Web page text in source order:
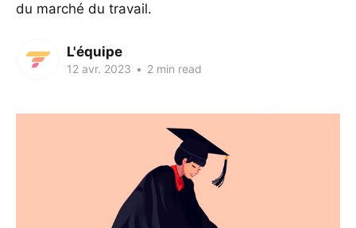
du marché du travail.
L'équipe
12 avr. 2023 • 2 min read